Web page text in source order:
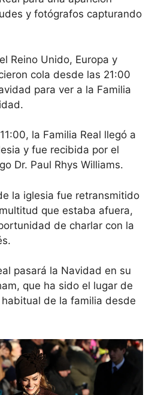
y fotógrafos capturando
Reino Unido, Europa y
cola desde las 21:00
para ver a la Familia
la Familia Real llegó a
y fue recibida por el
Dr. Paul Rhys Williams.
la iglesia fue retransmitido
que estaba afuera,
de charlar con la
pasará la Navidad en su
que ha sido el lugar de
de la familia desde